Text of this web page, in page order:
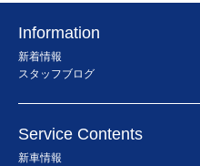
Information
新着情報
スタッフブログ
Service Contents
新車情報